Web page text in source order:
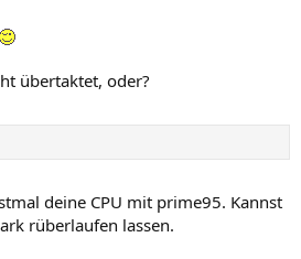
übertaktet, oder?
deine CPU mit prime95. Kannst
rüberlaufen lassen.